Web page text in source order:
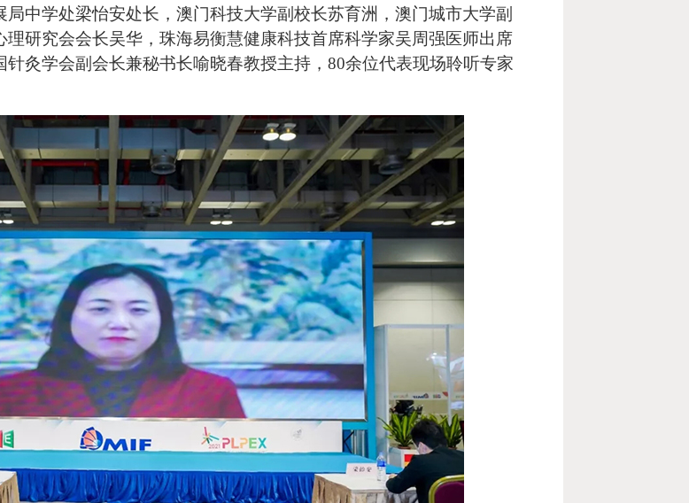
中学处梁怡安处长，澳门科技大学副校长苏育洲，澳门城市大学副
研究会会长吴华，珠海易衡慧健康科技首席科学家吴周强医师出席
灸学会副会长兼秘书长喻晓春教授主持，80余位代表现场聆听专家